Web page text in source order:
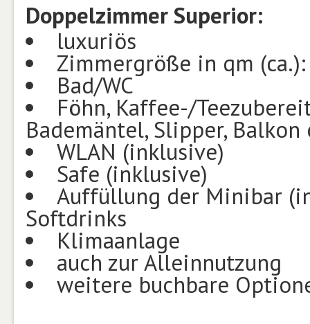
Doppelzimmer Superior:
luxuriös
Zimmergröße in qm
Bad/WC
Föhn, Kaffee-/
Bademäntel, Slipper, Balkon
WLAN (inklusive)
Safe (inklusive)
Auffüllung der Minibar
Softdrinks
Klimaanlage
auch zur Alleinnutzung
weitere buchbare